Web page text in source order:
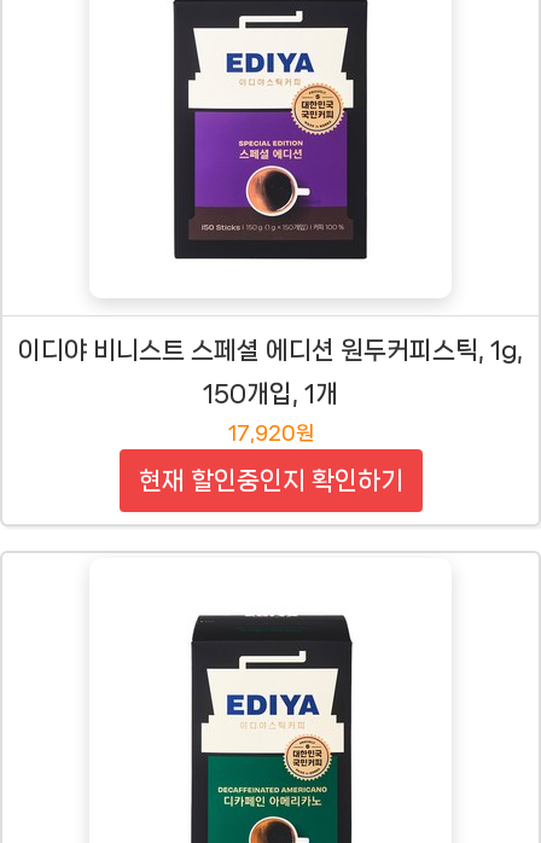
이디야 비니스트 스페셜 에디션 원두커피스틱, 1g,
150개입, 1개
17,920원
현재 할인중인지 확인하기